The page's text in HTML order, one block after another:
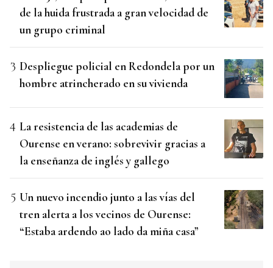
de la huida frustrada a gran velocidad de
un grupo criminal
Despliegue policial en Redondela por un
hombre atrincherado en su vivienda
La resistencia de las academias de
Ourense en verano: sobrevivir gracias a
la enseñanza de inglés y gallego
Un nuevo incendio junto a las vías del
tren alerta a los vecinos de Ourense:
“Estaba ardendo ao lado da miña casa”